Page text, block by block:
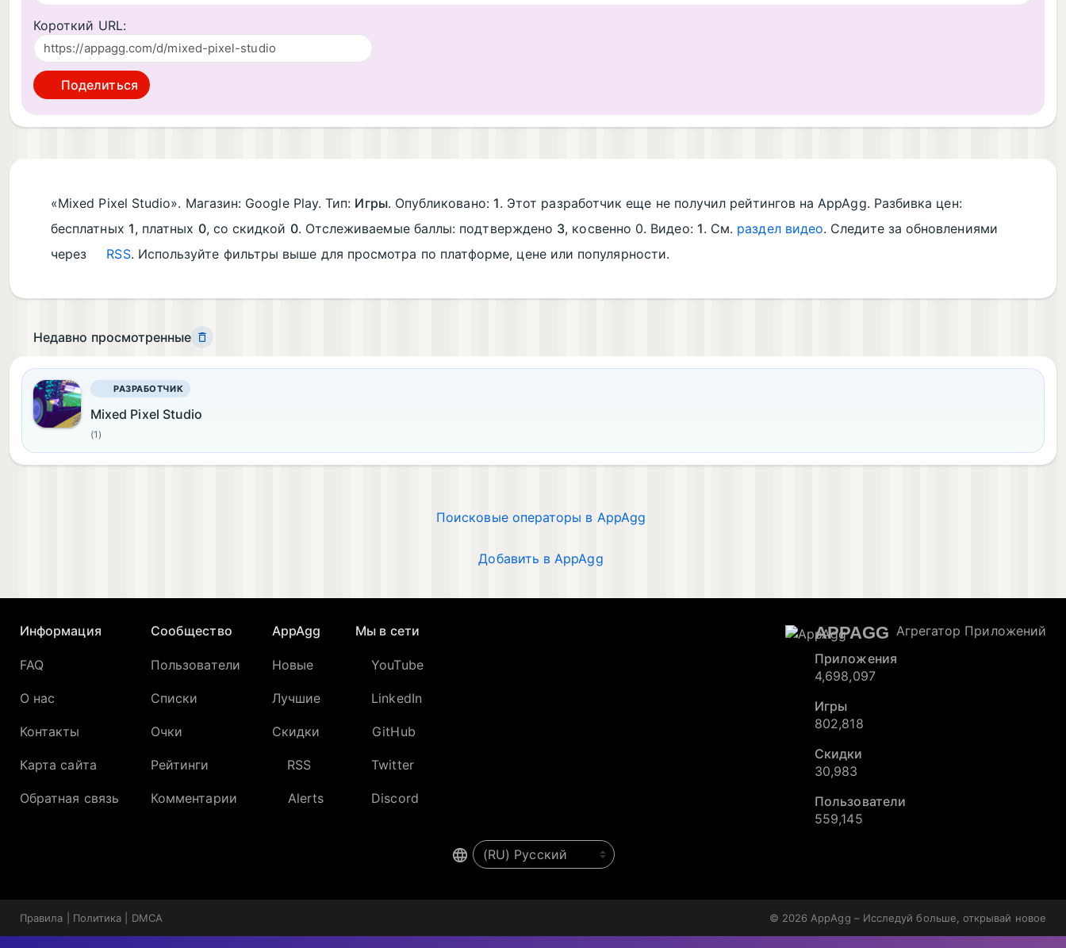
Короткий URL:
Поделиться
«Mixed Pixel Studio». Магазин: Google Play. Тип: Игры. Опубликовано: 1. Этот разработчик еще не получил рейтингов на AppAgg. Разбивка цен:
бесплатных 1, платных 0, со скидкой 0. Отслеживаемые баллы: подтверждено 3, косвенно 0. Видео: 1. См. раздел видео. Следите за обновлениями
через
RSS. Используйте фильтры выше для просмотра по платформе, цене или популярности.
Недавно просмотренные
РАЗРАБОТЧИК
Mixed Pixel Studio
(1)
Поисковые операторы в AppAgg
Добавить в AppAgg
Информация
FAQ
О нас
Контакты
Карта сайта
Обратная связь
Сообщество
Пользователи
Списки
Очки
Рейтинги
Комментарии
AppAgg
Новые
Лучшие
Скидки
RSS
Alerts
Мы в сети
YouTube
LinkedIn
GitHub
Twitter
Discord
APPAGG Агрегатор Приложений
Приложения
4,698,097
Игры
802,818
Скидки
30,983
Пользователи
559,145
Правила Политика DMCA © 2026 AppAgg – Исследуй больше, открывай новое